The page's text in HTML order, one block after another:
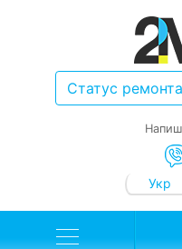
Статус ремонта
Укр